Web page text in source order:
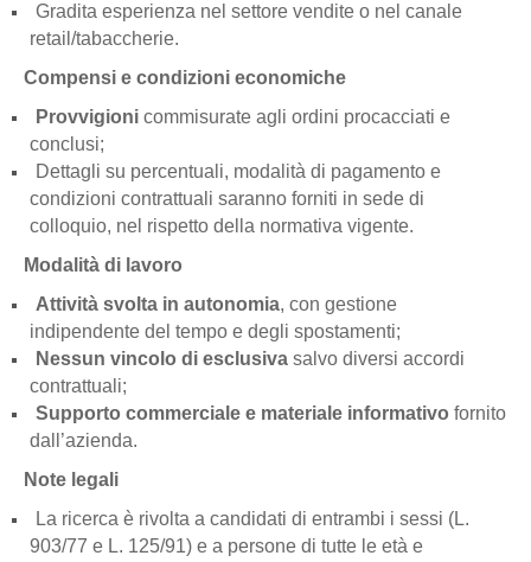
Gradita esperienza nel settore vendite o nel canale
retail/tabaccherie.
Compensi e condizioni economiche
Provvigioni commisurate agli ordini procacciati e
conclusi;
Dettagli su percentuali, modalità di pagamento e
condizioni contrattuali saranno forniti in sede di
colloquio, nel rispetto della normativa vigente.
Modalità di lavoro
Attività svolta in autonomia, con gestione
indipendente del tempo e degli spostamenti;
Nessun vincolo di esclusiva salvo diversi accordi
contrattuali;
Supporto commerciale e materiale informativo fornito
dall’azienda.
Note legali
La ricerca è rivolta a candidati di entrambi i sessi (L.
903/77 e L. 125/91) e a persone di tutte le età e